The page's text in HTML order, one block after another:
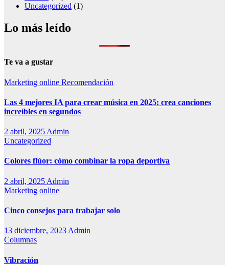
Uncategorized (1)
Lo más leído
Te va a gustar
Marketing online Recomendación
Las 4 mejores IA para crear música en 2025: crea canciones
increíbles en segundos
2 abril, 2025 Admin
Uncategorized
Colores flúor: cómo combinar la ropa deportiva
2 abril, 2025 Admin
Marketing online
Cinco consejos para trabajar solo
13 diciembre, 2023 Admin
Columnas
Vibración